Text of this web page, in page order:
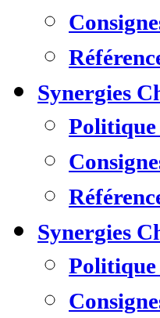
Synergies
Synergies